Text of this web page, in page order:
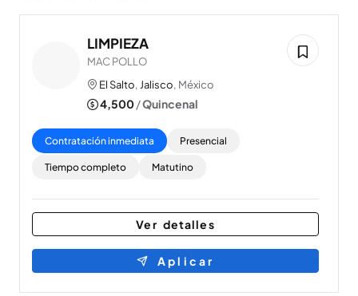
LIMPIEZA
MAC POLLO
El Salto, Jalisco, México
4,500/Quincenal
Contratación inmediata Presencial
Tiempo completo Matutino
Ver detalles
Aplicar